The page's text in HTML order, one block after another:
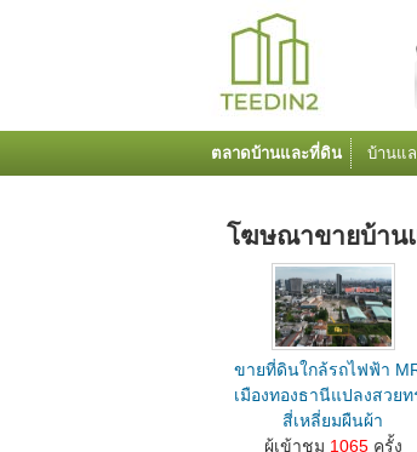
ตลาดบ้านและที่ดิน บ้านแ
โฆษณาขายบ้าน
ขายที่ดินใกล้รถไฟฟ้า
เมืองทองธานีแปลงสวยท
สี่เหลี่ยมผืนผ้า
ลงโฆษณาขายบ้านที่ดินตำแหน่ง M คลิกเลย...
ผู้เข้าชม 1065ครั้ง